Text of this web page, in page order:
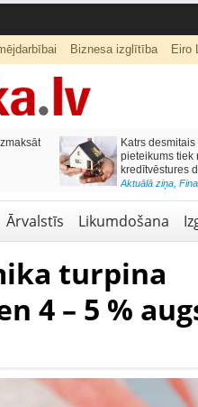
Biznesa izglītība Eiro
Katrs
pieteikums tiek
kredītvēstures
Aktuālā ziņa,
Ārvalstīs Likumdošana
turpina
4 – 5 %